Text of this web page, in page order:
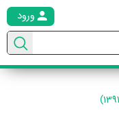
ورود